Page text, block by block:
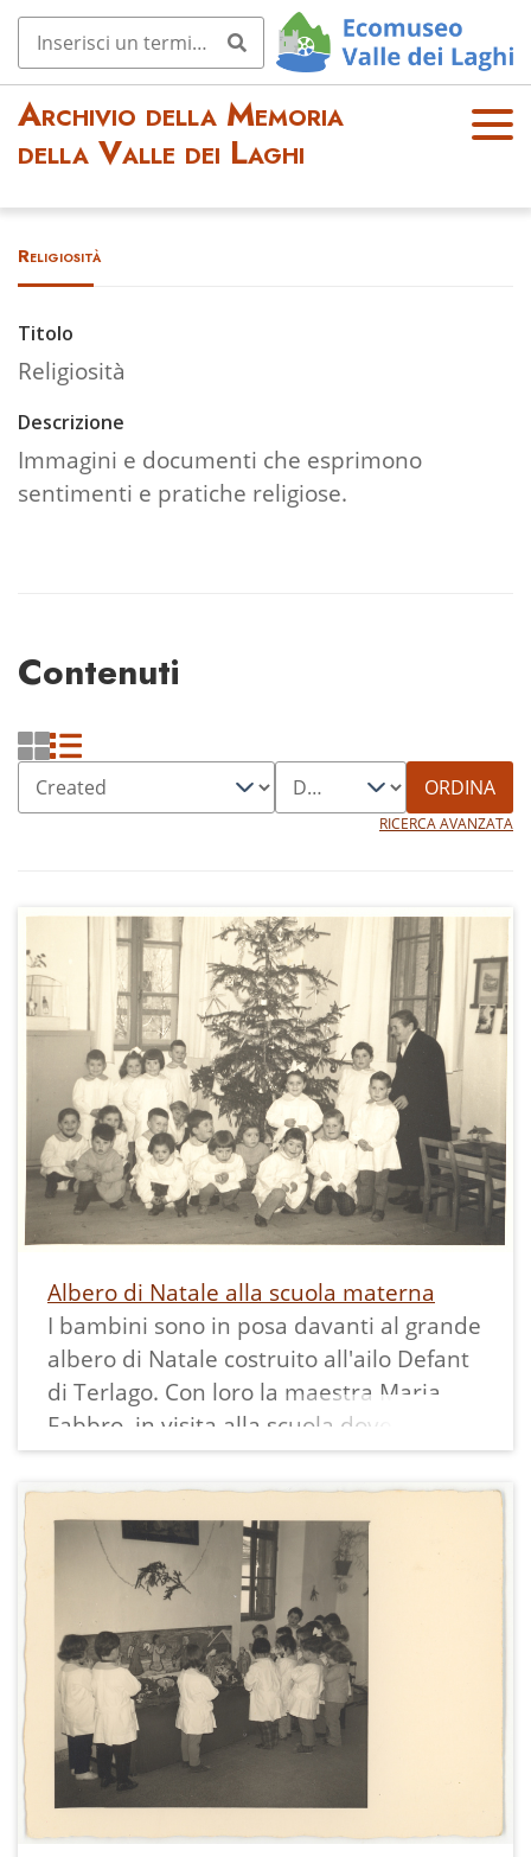
Archivio della Memoria
della Valle dei Laghi
OPE
Religiosità
Titolo
Religiosità
Descrizione
Immagini e documenti che esprimono
sentimenti e pratiche religiose.
Contenuti
ORDINA
RICERCA AVANZATA
Albero di Natale alla scuola materna
I bambini sono in posa davanti al grande
albero di Natale costruito all'ailo Defant
di Terlago. Con loro la maestra Maria
Fabbro, in visita alla scuola dove aveva
insegnato per tanti anni.
La stampa in bianco e nero miusura
7x10 cm.